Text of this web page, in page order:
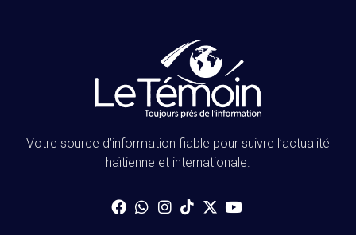
Votre source d’information fiable pour suivre l’actualité
haïtienne et internationale.